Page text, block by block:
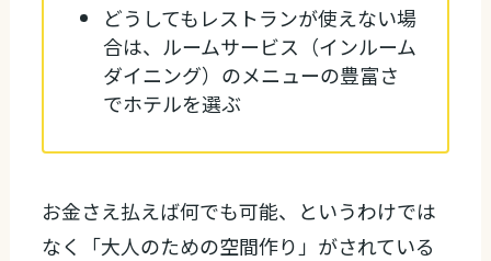
どうしてもレストランが使えない場
合は、ルームサービス（インルーム
ダイニング）のメニューの豊富さ
でホテルを選ぶ
お金さえ払えば何でも可能、というわけでは
なく「大人のための空間作り」がされている